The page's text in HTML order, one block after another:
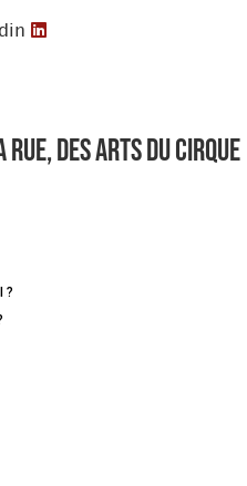
rue, des arts du cirque
?